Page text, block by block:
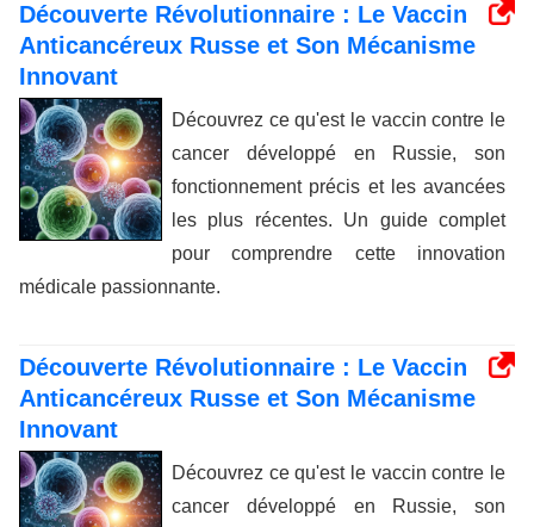
Découverte Révolutionnaire : Le Vaccin
Anticancéreux Russe et Son Mécanisme
Innovant
Découvrez ce qu'est le vaccin contre le
cancer développé en Russie, son
fonctionnement précis et les avancées
les plus récentes. Un guide complet
pour comprendre cette innovation
médicale passionnante.
Découverte Révolutionnaire : Le Vaccin
Anticancéreux Russe et Son Mécanisme
Innovant
Découvrez ce qu'est le vaccin contre le
cancer développé en Russie, son